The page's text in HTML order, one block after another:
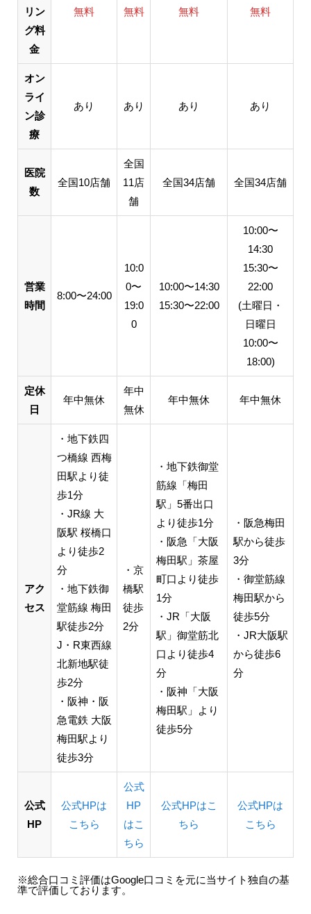
リン
グ料
金
無料 無料 無料 無料
オン
ライ
ン診
療
あり あり あり あり
医院
数
全国10店舗
全国
11店
舗
全国34店舗 全国34店舗
営業
時間
8:00〜24:00
10:0
0〜
19:0
0
10:00〜14:30
15:30〜22:00
10:00〜
14:30
15:30〜
22:00
(土曜日・
日曜日
10:00〜
18:00)
定休
日
年中無休
年中
無休
年中無休 年中無休
アク
セス
・地下鉄四
つ橋線 西梅
田駅より徒
歩1分
・JR線 大
阪駅 桜橋口
より徒歩2
分
・地下鉄御
堂筋線 梅田
駅徒歩2分
J・R東西線
北新地駅徒
歩2分
・阪神・阪
急電鉄 大阪
梅田駅より
徒歩3分
・京
橋駅
徒歩
2分
・地下鉄御堂
筋線「梅田
駅」5番出口
より徒歩1分
・阪急「大阪
梅田駅」茶屋
町口より徒歩
1分
・JR「大阪
駅」御堂筋北
口より徒歩4
分
・阪神「大阪
梅田駅」より
徒歩5分​​
・阪急梅田
駅から徒歩
3分
・御堂筋線
梅田駅から
徒歩5分
・JR大阪駅
から徒歩6
分​​
公式
HP
公式HPは
こちら
公式
HP
はこ
ちら
公式HPはこ
ちら
公式HPは
こちら
※総合口コミ評価はGoogle口コミを元に当サイト独自の基
準で評価しております。